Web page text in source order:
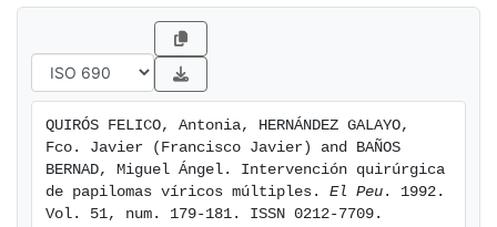
QUIRÓS FELICO, Antonia, HERNÁNDEZ GALAYO,
Fco. Javier (Francisco Javier) and BAÑOS
BERNAD, Miguel Ángel. Intervención quirúrgica
de papilomas víricos múltiples. El Peu . 1992.
Vol. 51, num. 179-181. ISSN 0212-7709.